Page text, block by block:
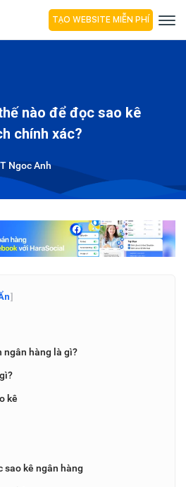
TẠO WEBSITE MIỄN PHÍ
nào để đọc sao kê
chính xác?
Ngoc Anh
]
ngân hàng là gì?
kê
sao kê ngân hàng